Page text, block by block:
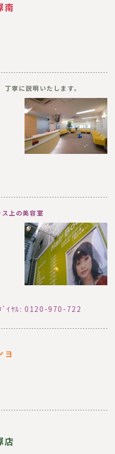
南
寧に説明いたします。
上の美容室
ｲﾔﾙ: 0120-970-722
店